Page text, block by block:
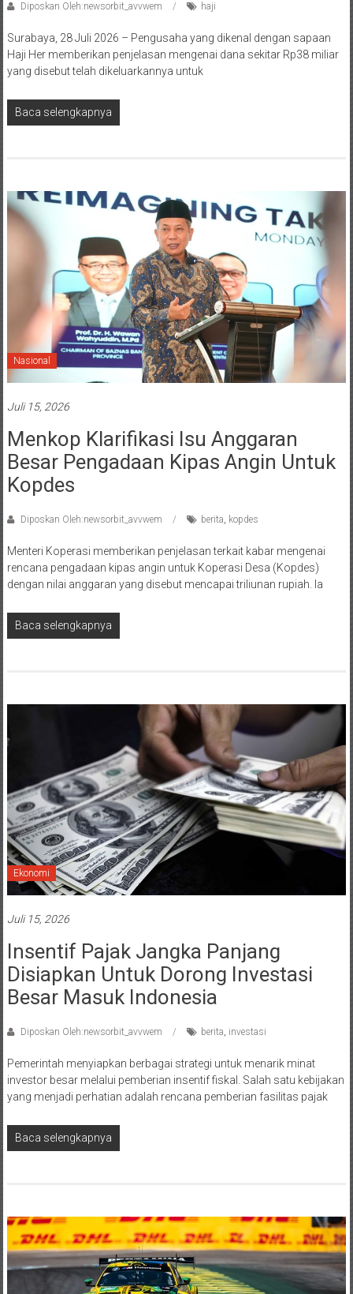
Diposkan Oleh:newsorbit_avvwem haji
Surabaya, 28 Juli 2026 – Pengusaha yang dikenal dengan sapaan
Haji Her memberikan penjelasan mengenai dana sekitar Rp38 miliar
yang disebut telah dikeluarkannya untuk
Baca selengkapnya
Nasional
Juli 15, 2026
Menkop Klarifikasi Isu Anggaran
Besar Pengadaan Kipas Angin Untuk
Kopdes
Diposkan Oleh:newsorbit_avvwem berita, kopdes
Menteri Koperasi memberikan penjelasan terkait kabar mengenai
rencana pengadaan kipas angin untuk Koperasi Desa (Kopdes)
dengan nilai anggaran yang disebut mencapai triliunan rupiah. Ia
Baca selengkapnya
Ekonomi
Juli 15, 2026
Insentif Pajak Jangka Panjang
Disiapkan Untuk Dorong Investasi
Besar Masuk Indonesia
Diposkan Oleh:newsorbit_avvwem berita, investasi
Pemerintah menyiapkan berbagai strategi untuk menarik minat
investor besar melalui pemberian insentif fiskal. Salah satu kebijakan
yang menjadi perhatian adalah rencana pemberian fasilitas pajak
Baca selengkapnya